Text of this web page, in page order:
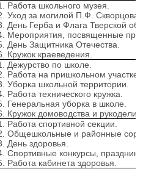
Работа школьного музея.
Уход за могилой П.Ф. Скворцова.
День Герба и Флага Тверской
Мероприятия, посвященные
День Защитника Отечества.
Кружок краеведения.
Дежурство по школе.
Работа на пришкольном участке.
Уборка школьной территории.
Работа технического кружка.
Генеральная уборка в школе.
Кружок домоводства и рукоделия.
Работа спортивной секции.
Общешкольные и районные
День здоровья.
Спортивные конкурсы, праздники.
Работа кабинета здоровья.